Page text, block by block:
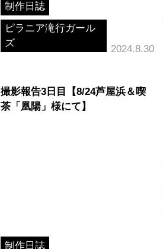
制作日誌
ピラニア滝行ガール
ズ
2024.8.30
撮影報告3日目【8/24芦屋浜＆喫
茶「凰陽」様にて】
制作日誌